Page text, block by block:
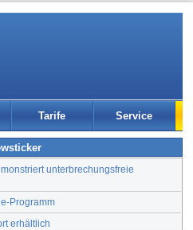
Tarife Service
unterbrechungsfreie
Programm
erhältlich